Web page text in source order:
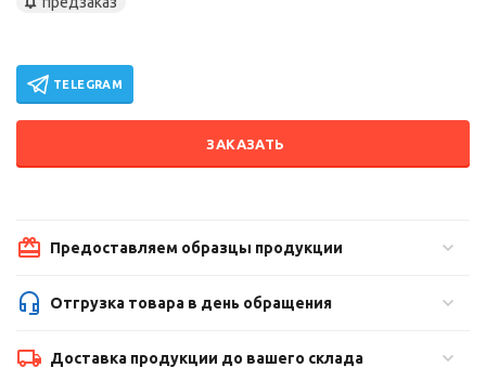
TELEGRAM
ЗАКАЗАТЬ
Предоставляем образцы продукции
Отгрузка товара в день обращения
Доставка продукции до вашего склада